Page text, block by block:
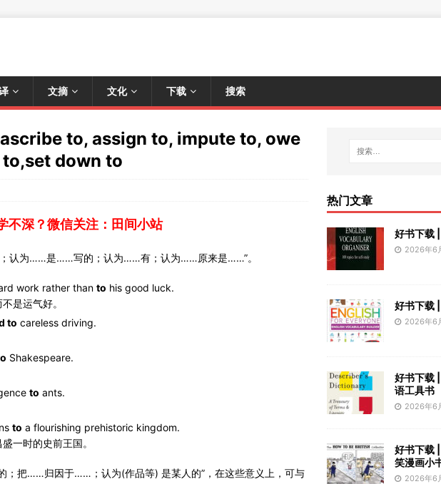
文摘 文化 下载 搜索
to, assign to, impute to, owe
down to
不深？微信关注：田间小站
认为……是……写的；认为……有；认为……原来是……”。
work rather than to his good luck.
是运气好。
to careless driving.
Shakespeare.
to ants.
to a flourishing prehistoric kingdom.
一时的史前王国。
把……归因于……；认为(作品等) 是某人的”，在这些意义上，可与
热门文章
好书下载
2026年6
好书下载
2026年6
好书下载
语工具书
2026年6
好书下载
笑漫画小
2026年6